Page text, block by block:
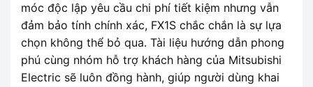
móc độc lập yêu cầu chi phí tiết kiệm nhưng vẫn
đảm bảo tính chính xác, FX1S chắc chắn là sự lựa
chọn không thể bỏ qua. Tài liệu hướng dẫn phong
phú cùng nhóm hỗ trợ khách hàng của Mitsubishi
Electric sẽ luôn đồng hành, giúp người dùng khai